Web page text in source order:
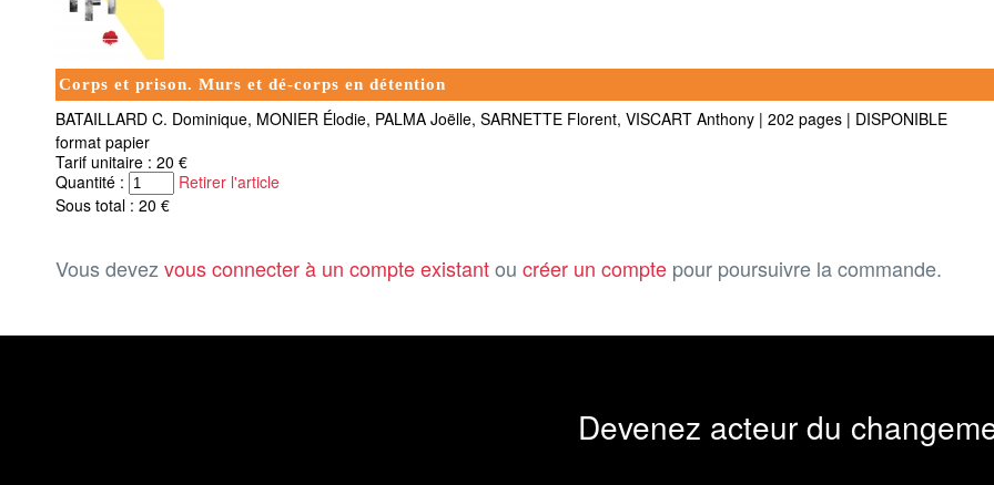
Corps et prison. Murs et dé-corps en détention
BATAILLARD C. Dominique, MONIER Élodie, PALMA Joëlle, SARNETTE Florent, VISCART Anthony | 202 pages | DISPONIBLE
format papier
Tarif unitaire : 20 €
Quantité :
Retirer l'article
Sous total : 20 €
Vous devezvous connecter à un compte existantou créer un compte pour poursuivre la commande.
Devenez acteur du